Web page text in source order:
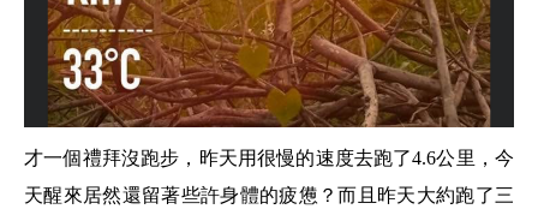
才一個禮拜沒跑步，昨天用很慢的速度去跑了4.6公里，今
天醒來居然還留著些許身體的疲憊？而且昨天大約跑了三